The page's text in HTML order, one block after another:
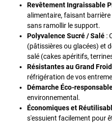
Revêtement Ingraissable
alimentaire, faisant barrière
sans ramollir le support.
Polyvalence Sucré / Salé :
(pâtissières ou glacées) et
salé (cakes apéritifs,
Résistantes au Grand Froid
réfrigération de vos
Démarche Éco-
environnemental.
Économiques et
s'essuient facilement pour